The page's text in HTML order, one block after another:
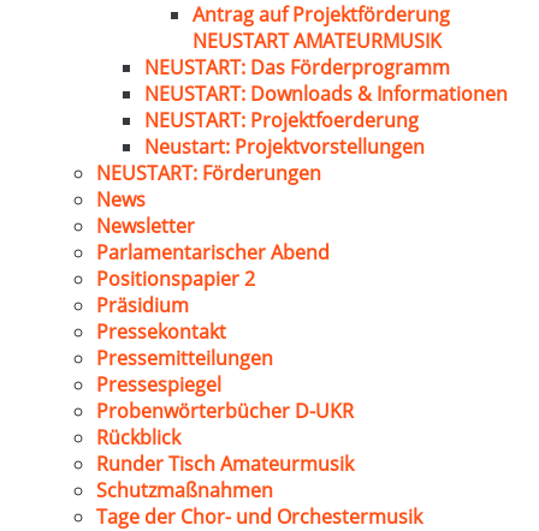
Antrag auf Projektförderung
NEUSTART AMATEURMUSIK
NEUSTART: Das Förderprogramm
NEUSTART: Downloads & Informationen
NEUSTART: Projektfoerderung
Neustart: Projektvorstellungen
NEUSTART: Förderungen
News
Newsletter
Parlamentarischer Abend
Positionspapier 2
Präsidium
Pressekontakt
Pressemitteilungen
Pressespiegel
Probenwörterbücher D-UKR
Rückblick
Runder Tisch Amateurmusik
Schutzmaßnahmen
Tage der Chor- und Orchestermusik